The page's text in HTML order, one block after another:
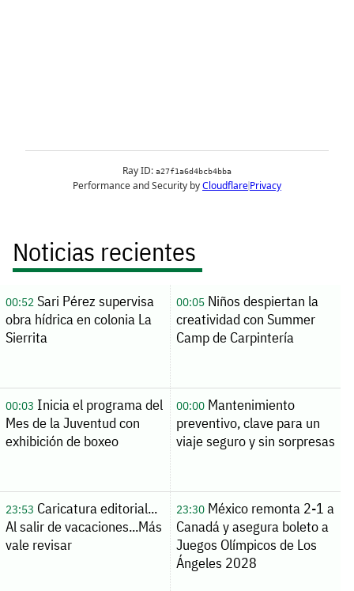
Noticias recientes
00:52Sari Pérez supervisa
obra hídrica en colonia La
Sierrita
00:05Niños despiertan la
creatividad con Summer
Camp de Carpintería
00:03 Inicia el programa del
Mes de la Juventud con
exhibición de boxeo
00:00Mantenimiento
preventivo, clave para un
viaje seguro y sin sorpresas
23:53 Caricatura editorial...
Al salir de vacaciones...Más
vale revisar
23:30México remonta 2-1 a
Canadá y asegura boleto a
Juegos Olímpicos de Los
Ángeles 2028